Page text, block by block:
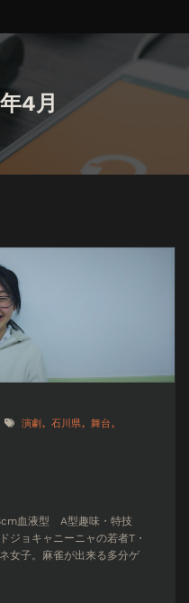
4月
演劇 石川県
舞台
血液型 A型趣味・特技
ジョキャニーニャの若者T・
女子。麻雀が出来る多分ゲ